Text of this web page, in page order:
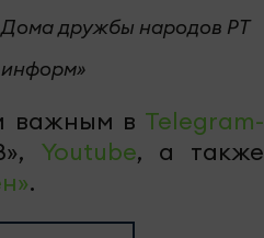
дружбы народов РТ
важным в Telegram-
Youtube, а также
.